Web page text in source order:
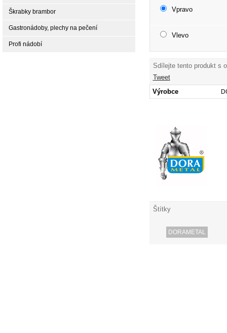
Vpravo
Vlevo
Sdílejte tento produkt s
Tweet
Výrobce
Štítky
DORAMETAL
Škrabky brambor
Gastronádoby, plechy na pečení
Profi nádobí